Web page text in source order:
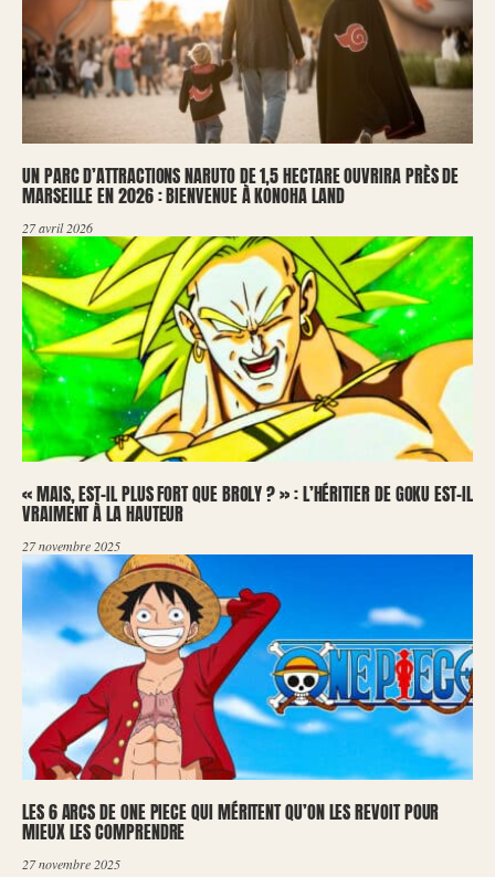
UN PARC D’ATTRACTIONS NARUTO DE 1,5 HECTARE OUVRIRA PRÈS DE
MARSEILLE EN 2026 : BIENVENUE À KONOHA LAND
27 avril 2026
« MAIS, EST-IL PLUS FORT QUE BROLY ? » : L’HÉRITIER DE GOKU EST-IL
VRAIMENT À LA HAUTEUR
27 novembre 2025
LES 6 ARCS DE ONE PIECE QUI MÉRITENT QU’ON LES REVOIT POUR
MIEUX LES COMPRENDRE
27 novembre 2025